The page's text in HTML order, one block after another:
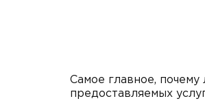
Самое главное,
предоставляемых